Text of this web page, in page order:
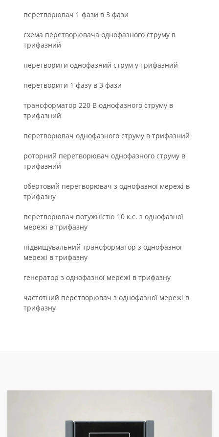
перетворювач 1 фази в 3 фази
схема перетворювача однофазного струму в
трифазний
перетворити однофазний струм у трифазний
перетворити 1 фазу в 3 фази
трансформатор 220 В однофазного струму в
трифазний
перетворювач однофазного струму в трифазний
роторний перетворювач однофазного струму в
трифазний
обертовий перетворювач з однофазної мережі в
трифазну
перетворювач потужністю 10 к.с. з однофазної
мережі в трифазну
підвищувальний трансформатор з однофазної
мережі в трифазну
генератор з однофазної мережі в трифазну
частотний перетворювач з однофазної мережі в
трифазну